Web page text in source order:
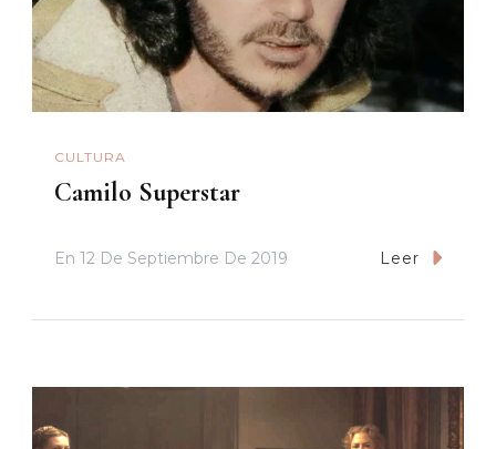
CULTURA
Camilo Superstar
En 12 De Septiembre De 2019 Leer